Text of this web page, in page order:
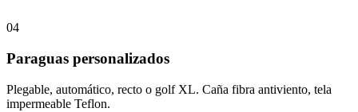
04
Paraguas personalizados
Plegable, automático, recto o golf XL. Caña fibra antiviento, tela
impermeable Teflon.